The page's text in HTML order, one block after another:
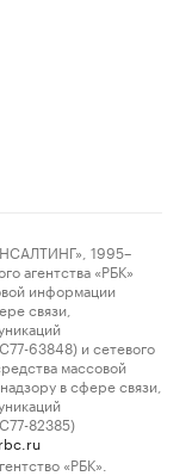
1995–
агентства «РБК»
информации
связи,
63848) и сетевого
массовой
в сфере связи,
82385)
«РБК».